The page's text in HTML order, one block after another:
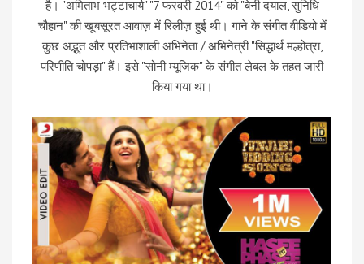
है। "अमिताभ भट्टाचार्य" "7 फरवरी 2014" को "बेनी दयाल, सुनिधि
चौहान" की खूबसूरत आवाज़ में रिलीज़ हुई थी। गाने के संगीत वीडियो में
कुछ अद्भुत और प्रतिभाशाली अभिनेता / अभिनेत्री "सिद्धार्थ मल्होत्रा,
परिणीति चोपड़ा" हैं। इसे "सोनी म्यूजिक" के संगीत लेबल के तहत जारी
किया गया था।